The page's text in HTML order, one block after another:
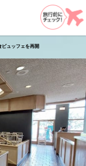
ビュッフェを再開